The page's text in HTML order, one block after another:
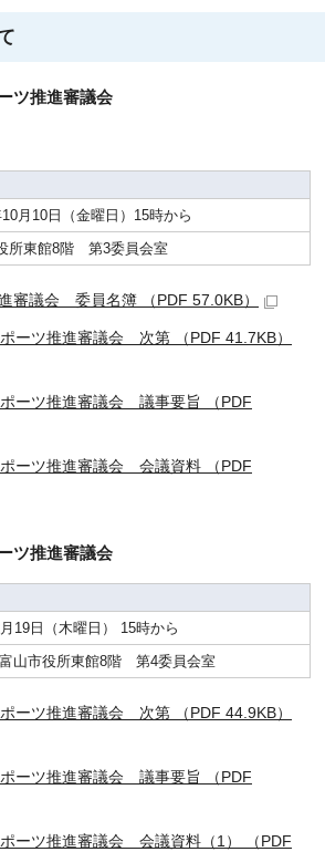
ツ推進審議会
月10日（金曜日）15時から
所東館8階 第3委員会室
審議会 委員名簿 （PDF 57.0KB）
ーツ推進審議会 次第 （PDF 41.7KB）
ーツ推進審議会 議事要旨 （PDF
ーツ推進審議会 会議資料 （PDF
ツ推進審議会
19日（木曜日） 15時から
山市役所東館8階 第4委員会室
ーツ推進審議会 次第 （PDF 44.9KB）
ーツ推進審議会 議事要旨 （PDF
ーツ推進審議会 会議資料（1） （PDF